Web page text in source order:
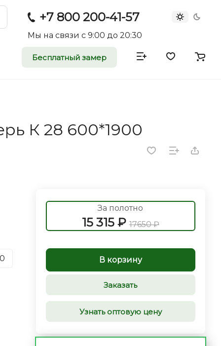
+7 800 200-41-57
Мы на связи с 9:00 до 20:30
Бесплатный замер
К 28 600*1900
За полотно
15 315 ₽ 17650 ₽
В корзину
Заказать
Узнать оптовую цену
и
приглашает к